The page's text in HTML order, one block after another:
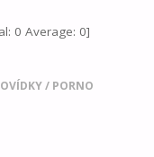
0 Average: 0]
/ PORNO